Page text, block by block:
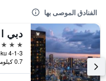
الفنادق الموصى بها
دبي
5 نجوم
0.7 كيلومتر عن وسط المدينة